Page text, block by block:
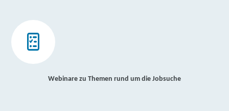
Webinare zu Themen rund um die Jobsuche